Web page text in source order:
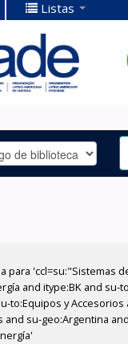
Listas
'ccl=su:"Sistemas
and itype:BK and su-
to:Equipos y
su-geo:Argentina